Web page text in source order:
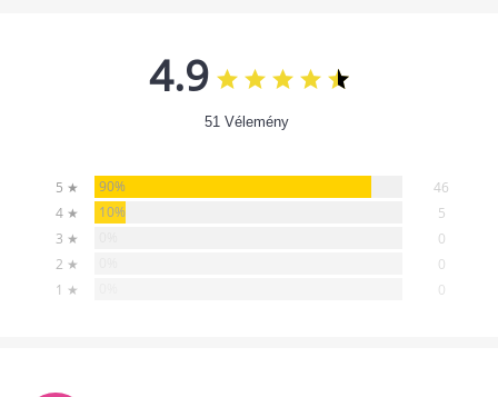
4.9
51 Vélemény
5 ★ 90%
46
4 ★
10%
5
3 ★
0
2 ★
0
1 ★
0